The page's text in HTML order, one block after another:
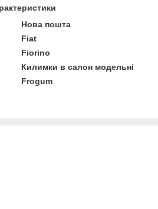
Нова пошта
Fiat
Fiorino
Килимки в салон модельні
Frogum